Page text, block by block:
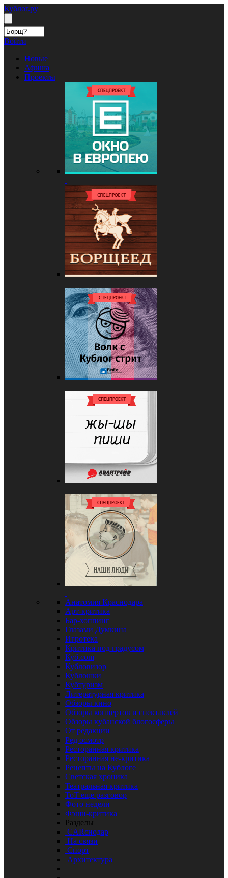
Кублог.ру
Войти
Новые
Афиша
Проекты
Анатомия Краснодара
Арт-критика
Бар-хоппинг
Глазами Думкина
Игротека
Критика под градусом
Куб.com
Кубловизор
Кублошки
Кубтуризм
Литературная критика
Обзоры кино
Обзоры концертов и спектаклей
Обзоры кубанской блогосферы
От редакции
Ред осмотр
Ресторанная критика
Ресторанная не-критика
Рецепты на Кублоге
Светская хроника
Театральная критика
ТоТ еще разговор
Фото недели
Фэшн-критика
Разделы
CARснодар
На связи
Спорт
Архитектура